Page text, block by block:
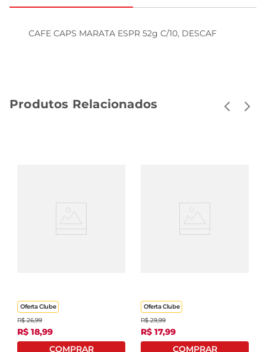
CAFE CAPS MARATA ESPR 52g C/10, DESCAF
Produtos Relacionados
Oferta Clube
R$ 26,99
R$ 18,99
Oferta Clube
R$ 29,99
R$ 17,99